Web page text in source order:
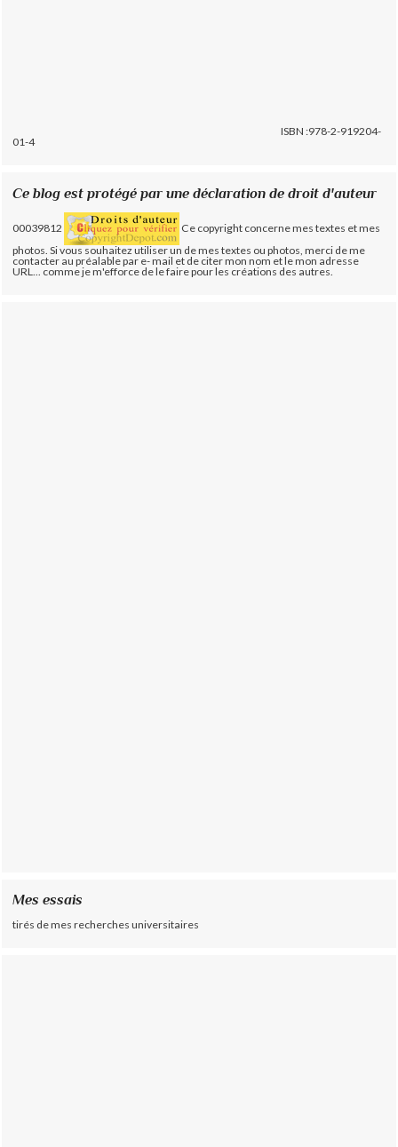
ISBN :978-2-919204-
01-4
Ce blog est protégé par une déclaration de droit d'auteur
00039812
Ce copyright concerne mes textes et mes
photos. Si vous souhaitez utiliser un de mes textes ou photos, merci de me
contacter au préalable par e- mail et de citer mon nom et le mon adresse
URL... comme je m'efforce de le faire pour les créations des autres.
Mes essais
tirés de mes recherches universitaires